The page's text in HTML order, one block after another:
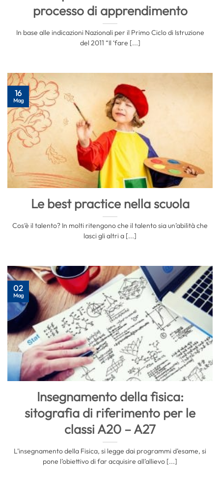
processo di apprendimento
In base alle indicazioni Nazionali per il Primo Ciclo di Istruzione
del 2011 “Il ‘fare [...]
Le best practice nella scuola
Cos’è il talento? In molti ritengono che il talento sia un’abilità che
lasci gli altri a [...]
16
Mag
Insegnamento della fisica:
sitografia di riferimento per le
classi A20 – A27
L’insegnamento della Fisica, si legge dai programmi d’esame, si
pone l’obiettivo di far acquisire all’allievo [...]
02
Mag